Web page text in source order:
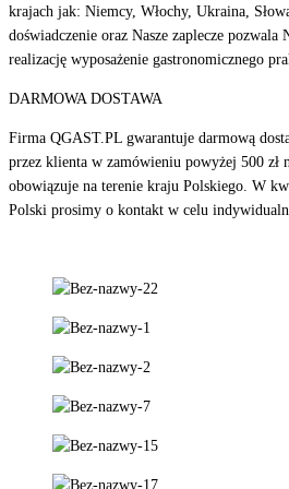
krajach jak: Niemcy, Włochy, Ukraina,
doświadczenie oraz Nasze zaplecze pozwala
realizację wyposażenie gastronomicznego
DARMOWA DOSTAWA
Firma QGAST.PL gwarantuje darmową
przez klienta w zamówieniu powyżej 500 zł
obowiązuje na terenie kraju Polskiego. W
Polski prosimy o kontakt w celu